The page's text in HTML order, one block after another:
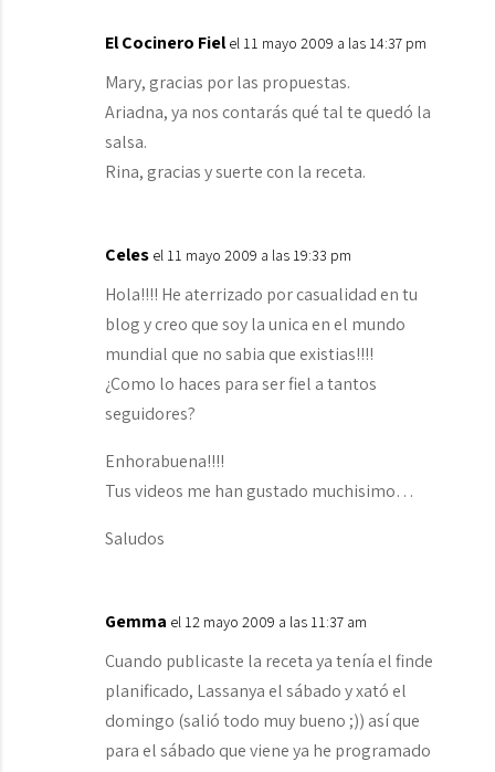
El Cocinero Fiel el 11 mayo 2009 a las 14:37 pm
Mary, gracias por las propuestas.
Ariadna, ya nos contarás qué tal te quedó la
salsa.
Rina, gracias y suerte con la receta.
Celes el 11 mayo 2009 a las 19:33 pm
Hola!!!! He aterrizado por casualidad en tu
blog y creo que soy la unica en el mundo
mundial que no sabia que existias!!!!
¿Como lo haces para ser fiel a tantos
seguidores?
Enhorabuena!!!!
Tus videos me han gustado muchisimo…
Saludos
Gemma el 12 mayo 2009 a las 11:37 am
Cuando publicaste la receta ya tenía el finde
planificado, Lassanya el sábado y xató el
domingo (salió todo muy bueno ;)) así que
para el sábado que viene ya he programado